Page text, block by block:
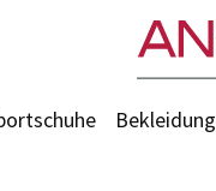
Bekleidung